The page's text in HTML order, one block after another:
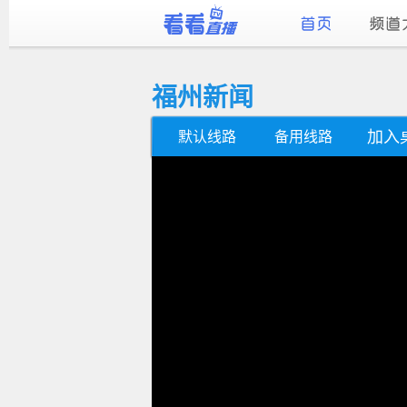
福州新闻
默认线路 备用线路 加入